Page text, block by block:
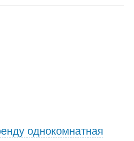
однокомнатная